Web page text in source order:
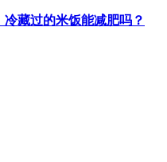
冷藏过的米饭能减肥吗？